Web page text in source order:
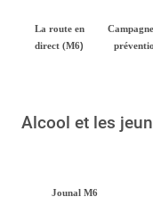
La route en
direct (M6)
Alcool et les
Jounal M6